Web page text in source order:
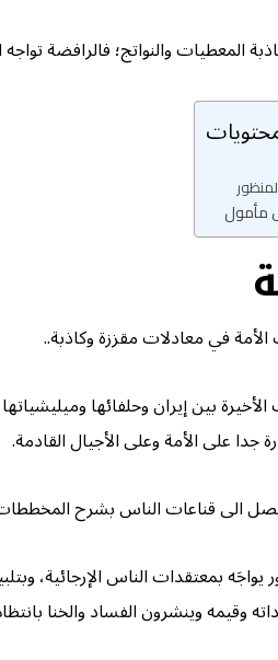
المعطيات والنواتج؛ فالرافضة
مأمول
في معادلات مقززة وكاذبة..
بين إيران وحلفائها
جدا على الأمة وعلى الأجيال القادمة.
الى قناعات الناس بشرح المخططات،
يواجَه بمعتقدات الناس الإرجائية،
وقيمه وينشرون الفساد والخنا